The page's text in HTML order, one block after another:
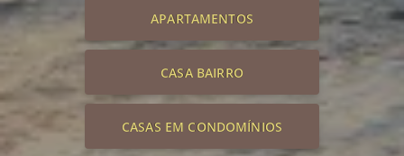
APARTAMENTOS
CASA BAIRRO
CASAS EM CONDOMÍNIOS